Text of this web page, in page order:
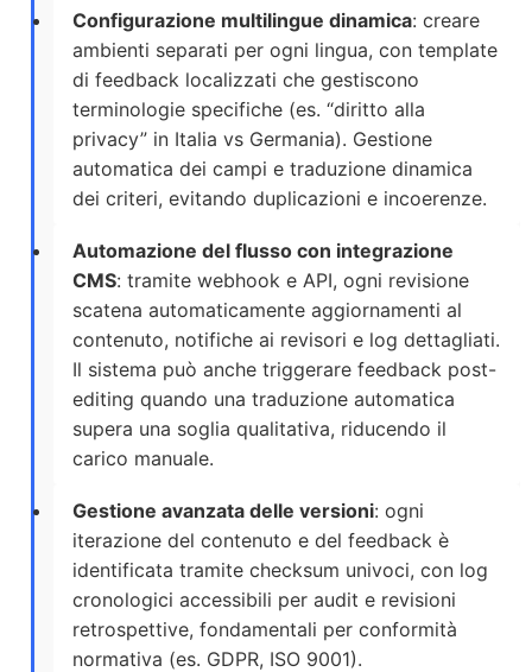
Configurazione multilingue dinamica: creare
ambienti separati per ogni lingua, con template
di feedback localizzati che gestiscono
terminologie specifiche (es. “diritto alla
privacy” in Italia vs Germania). Gestione
automatica dei campi e traduzione dinamica
dei criteri, evitando duplicazioni e incoerenze.
Automazione del flusso con integrazione
CMS: tramite webhook e API, ogni revisione
scatena automaticamente aggiornamenti al
contenuto, notifiche ai revisori e log dettagliati.
Il sistema può anche triggerare feedback post-
editing quando una traduzione automatica
supera una soglia qualitativa, riducendo il
carico manuale.
Gestione avanzata delle versioni: ogni
iterazione del contenuto e del feedback è
identificata tramite checksum univoci, con log
cronologici accessibili per audit e revisioni
retrospettive, fondamentali per conformità
normativa (es. GDPR, ISO 9001).